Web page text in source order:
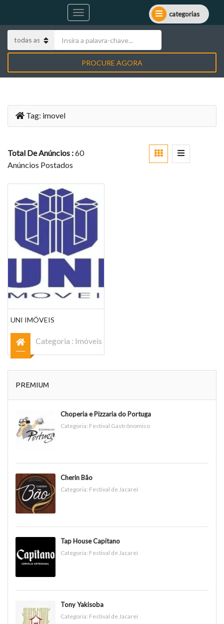
categorias
PROCURE AGORA
Tag: imovel
Total De Anúncios :60
Anúncios Postados
UNI IMÓVEIS
Categoria : Imóveis
PREMIUM
Choperia e Pizzaria do Portuga
Categoria: Festival Gastrônomico
Cherin Bão
Categoria: Festival de Jacareí
Tap House Capitano
Categoria: Festival de Jacareí
Tony Yakisoba
Categoria: Festival de Jacareí